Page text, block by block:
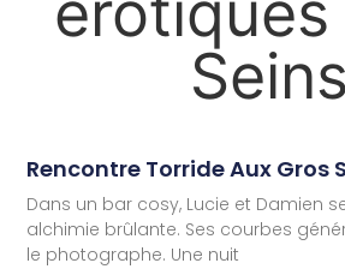
Seins
Rencontre Torride Aux Gros
Dans un bar cosy, Lucie et Damien
alchimie brûlante. Ses courbes
le photographe. Une nuit